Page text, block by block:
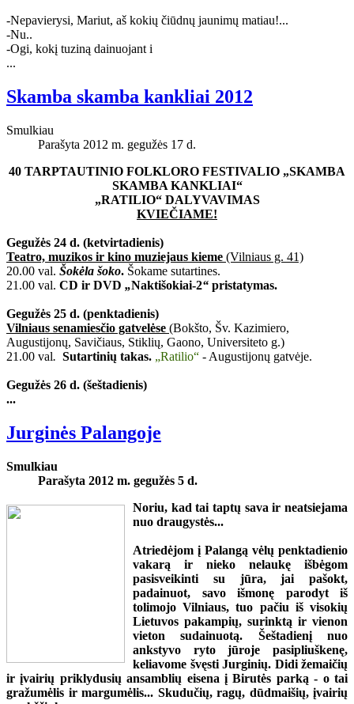
-Nepavierysi, Mariut, aš kokių čiūdnų jaunimų matiau!...
-Nu..
-Ogi, kokį tuziną dainuojant i
...
Skamba skamba kankliai 2012
Smulkiau
Parašyta 2012 m. gegužės 17 d.
40 TARPTAUTINIO FOLKLORO FESTIVALIO „SKAMBA
SKAMBA KANKLIAI“
„RATILIO“ DALYVAVIMAS
KVIEČIAME!
Gegužės 24 d. (ketvirtadienis)
Teatro, muzikos ir kino muziejaus kieme (Vilniaus g. 41)
20.00 val. Šokėla šoko. Šokame sutartines.
21.00 val. CD ir DVD „Naktišokiai-2“ pristatymas.
Gegužės 25 d. (penktadienis)
Vilniaus senamiesčio gatvelėse (Bokšto, Šv. Kazimiero,
Augustijonų, Savičiaus, Stiklių, Gaono, Universiteto g.)
21.00 val. Sutartinių takas. „Ratilio“ - Augustijonų gatvėje.
Gegužės 26 d. (šeštadienis)
...
Jurginės Palangoje
Smulkiau
Parašyta 2012 m. gegužės 5 d.
Noriu, kad tai taptų sava ir neatsiejama
nuo draugystės...
Atriedėjom į Palangą vėlų penktadienio
vakarą ir nieko nelaukę išbėgom
pasisveikinti su jūra, jai pašokt,
padainuot, savo išmonę parodyt iš
tolimojo Vilniaus, tuo pačiu iš visokių
Lietuvos pakampių, surinktą ir vienon
vieton sudainuotą. Šeštadienį nuo
ankstyvo ryto jūroje pasipliuškenę,
keliavome švęsti Jurginių. Didi žemaičių
ir įvairių priklydusių ansamblių eisena į Birutės parką - o tai
gražumėlis ir margumėlis... Skudučių, ragų, dūdmaišių, įvairių